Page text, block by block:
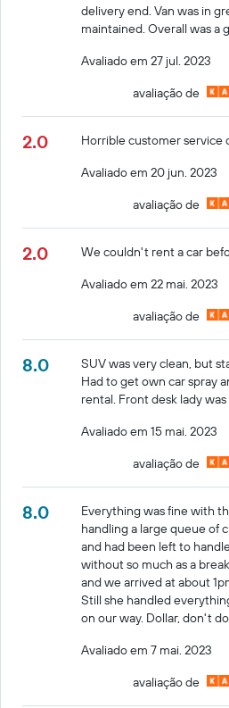
delivery end. Van was in
maintained. Overall was a
Avaliado em 27 jul. 2023
avaliação de
2.0
Horrible customer service
Avaliado em 20 jun. 2023
avaliação de
2.0
We couldn't rent a car
Avaliado em 22 mai. 2023
avaliação de
8.0
SUV was very clean, but
Had to get own car spray
rental. Front desk lady was
Avaliado em 15 mai. 2023
avaliação de
8.0
Everything was fine with
handling a large queue of
and had been left to
without so much as a
and we arrived at about
Still she handled
on our way. Dollar, don't
Avaliado em 7 mai. 2023
avaliação de